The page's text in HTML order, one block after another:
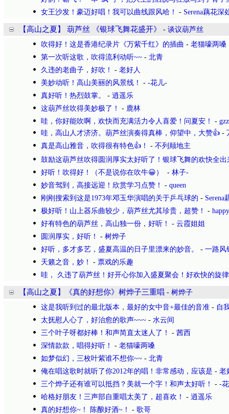
女王沙发！豪迈好唱！我可以曲线跟风哈！
- Serena藕花深
【高山之夏】 葫芦丝 《银球飞舞花盛开》 - 谈议葫芦丝
吹得好！这是香港纪录片《万紫千红》的插曲 - 老猫嚎两嗓
第一次听这歌，吹得流利动听~~ - 北青
久违的老曲子，好吹！
- 老好人
美妙动听！高山美丽的风景线！
- -花儿-
真好听！热烈鼓掌。
- 逍遥乐
这葫芦丝吹得美妙极了！
- 鹿林
哇，你好能吹啊，欢快而充满活力令人喜爱！问夏安！
-
哇，高山人才济济。葫芦丝演奏得真棒，仰望中，大赞👍 -
真是高山雅音，吹得很有特色👍！
- 不列颠地主
鼓励这葫芦丝吹得圆润厚实太好听了！银球飞舞的欢快全出
好听！吹得好！（不是说你在吹牛😀）
- 林子-
妙音驾到，高接远迎！欣赏学习点赞！
- queen
刚刚搜索到这是1973年邓玉华演唱的关于乒乓球的 - Serena
极好听！山上器乐曲较少，葫芦丝尤其珍贵，超赞！
-
好有特色的葫芦丝，高山独一份，好听！
- 云霞姐姐
圆润厚实，好听！
- 树烨子
好听，多才多艺，盛夏高温的日子里漂来的妙音。
- 一路风
天籁之音，妙！
- 票戏的乐趣
哇， 久违了葫芦丝！好开心你加入盛夏聚会！好欢快的旋
【高山之夏】《真的好想你》树烨子三重唱 - 树烨子
这是我听到过的最北版本，最好的女中音+最佳的音准 - 自
太抚慰人心了，好治愈的歌声~~~ - 水云间
三个叶子呀都好棒！和声简直太迷人了！
- 茜西
深情款款，唱得好听！
- 老猫嚎两嗓
如梦似幻，三枚叶紫谁不想你~~ - 北青
俺在唱这歌时就听了你2012年的唱！非常感动，应该是 - 老
三个烨子还有谁可以抵挡？美就一个字！和声太好听！
- -
哈格好朋友！三声部自重唱太美了，超喜欢！
- 逍遥乐
真的好想你~！ 陈酿好酒~！
- 歌哥